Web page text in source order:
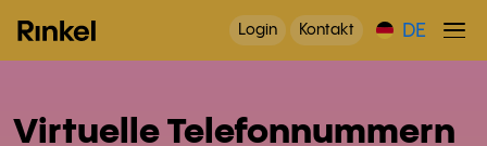
Login Kontakt DE
Virtuelle Telefonnummern